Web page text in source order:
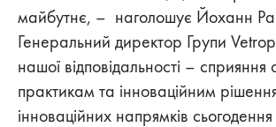
майбутнє, – наголошує Йоханн
Генеральний директор Групи
нашої відповідальності – сприяння
практикам та інноваційним
інноваційних напрямків